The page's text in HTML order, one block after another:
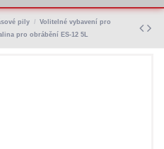
pily
Volitelné vybavení pro
pro obrábění ES-12 5L